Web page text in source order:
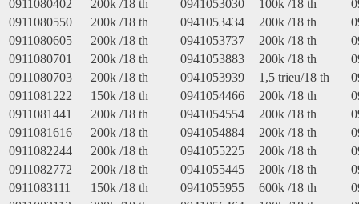
0911080402
200k /18 th 0941053030 100k /18 th
0911080550
200k /18 th 0941053434 200k /18 th
0911080605
200k /18 th 0941053737 200k /18 th
0911080701
200k /18 th 0941053883 200k /18 th
0911080703
200k /18 th 0941053939 1,5 trieu/18 th
0911081222
150k /18 th 0941054466 200k /18 th
0911081441
200k /18 th 0941054554 200k /18 th
0911081616
200k /18 th 0941054884 200k /18 th
0911082244
200k /18 th 0941055225 200k /18 th
0911082772
200k /18 th 0941055445 200k /18 th
0911083111
150k /18 th 0941055955 600k /18 th